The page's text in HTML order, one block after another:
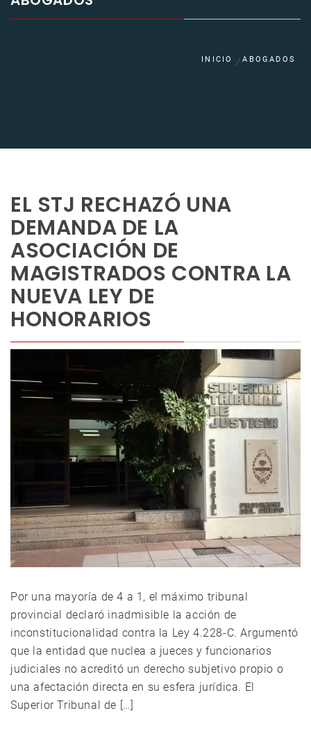
INICIO ABOGADOS
EL STJ RECHAZÓ UNA
DEMANDA DE LA
ASOCIACIÓN DE
MAGISTRADOS CONTRA LA
NUEVA LEY DE
HONORARIOS
Por una mayoría de 4 a 1, el máximo tribunal
provincial declaró inadmisible la acción de
inconstitucionalidad contra la Ley 4.228-C. Argumentó
que la entidad que nuclea a jueces y funcionarios
judiciales no acreditó un derecho subjetivo propio o
una afectación directa en su esfera jurídica. El
Superior Tribunal de […]